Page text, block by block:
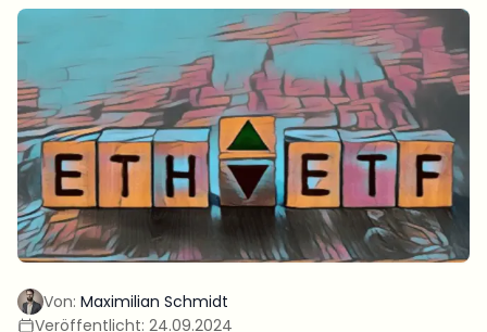
Von: Maximilian Schmidt
Veröffentlicht: 24.09.2024